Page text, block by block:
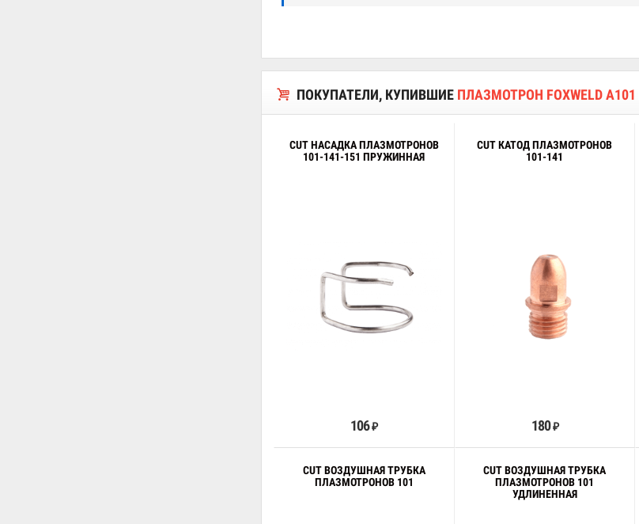
ПОКУПАТЕЛИ, КУПИВШИЕ ПЛАЗМОТРОН FOXWELD
CUT НАСАДКА ПЛАЗМОТРОНОВ
101-141-151 ПРУЖИННАЯ
106₽
CUT КАТОД ПЛАЗМОТРОНОВ
101-141
180 ₽
CUT ВОЗДУШНАЯ ТРУБКА
ПЛАЗМОТРОНОВ 101
CUT ВОЗДУШНАЯ ТРУБКА
ПЛАЗМОТРОНОВ 101
УДЛИНЕННАЯ